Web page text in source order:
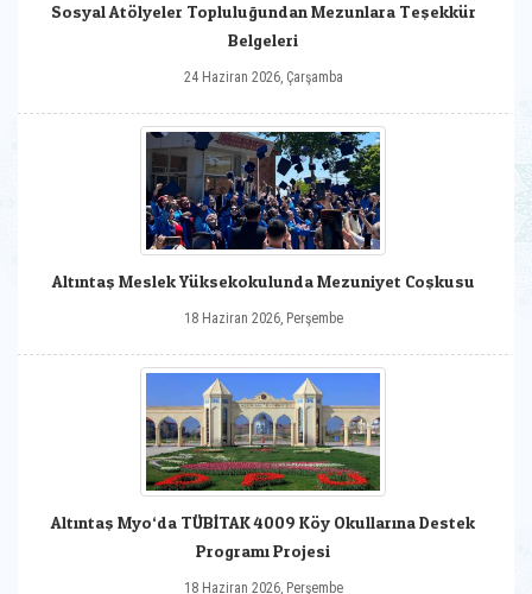
Sosyal Atölyeler Topluluğundan Mezunlara Teşekkür
Belgeleri
24 Haziran 2026, Çarşamba
Altıntaş Meslek Yüksekokulunda Mezuniyet Coşkusu
18 Haziran 2026, Perşembe
Altıntaş Myo‘da TÜBİTAK 4009 Köy Okullarına Destek
Programı Projesi
18 Haziran 2026, Perşembe